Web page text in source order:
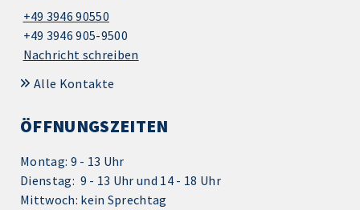
+49 3946 90550
+49 3946 905-9500
Nachricht schreiben
Alle Kontakte
ÖFFNUNGSZEITEN
Montag: 9 - 13 Uhr
Dienstag: 9 - 13 Uhr und 14 - 18 Uhr
Mittwoch: kein Sprechtag